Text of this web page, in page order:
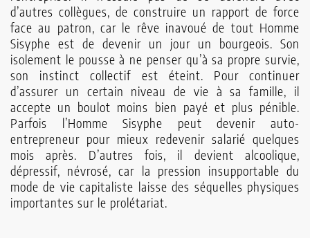
d’autres collègues, de construire un rapport de force
face au patron, car le rêve inavoué de tout Homme
Sisyphe est de devenir un jour un bourgeois. Son
isolement le pousse à ne penser qu’à sa propre survie,
son instinct collectif est éteint. Pour continuer
d’assurer un certain niveau de vie à sa famille, il
accepte un boulot moins bien payé et plus pénible.
Parfois l’Homme Sisyphe peut devenir auto-
entrepreneur pour mieux redevenir salarié quelques
mois après. D’autres fois, il devient alcoolique,
dépressif, névrosé, car la pression insupportable du
mode de vie capitaliste laisse des séquelles physiques
importantes sur le prolétariat.